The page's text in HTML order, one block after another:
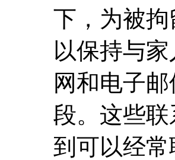
下，为被
以保持与
网和电子
段。这些
到可以经